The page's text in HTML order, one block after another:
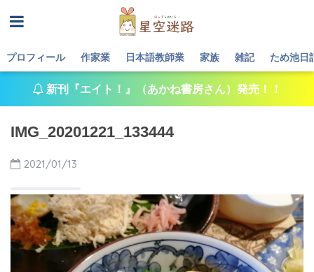
プロフィール 作家業 日本語教師業 家族 雑記 ため池日
新刊『エイト！』（あかね書房さん）発売！！
IMG_20201221_133444
2021/01/13